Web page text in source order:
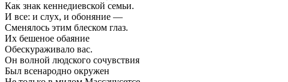
Как знак кеннедиевской семьи.
И все: и слух, и обоняние —
Сменялось этим блеском глаз.
Их бешеное обаяние
Обескураживало вас.
Он волной людского сочувствия
Был всенародно окружен